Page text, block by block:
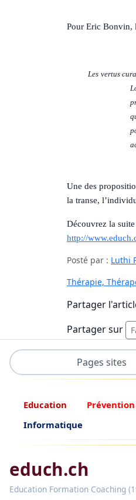
Pour Eric Bonvin,
Les vertus
Une des
la transe,
Découvrez la
http://
Posté par : Luthi
Thérapie,
Partager
Partager sur
Pages sites
Education Prévention
Informatique
educh.ch
Education Formation Coaching